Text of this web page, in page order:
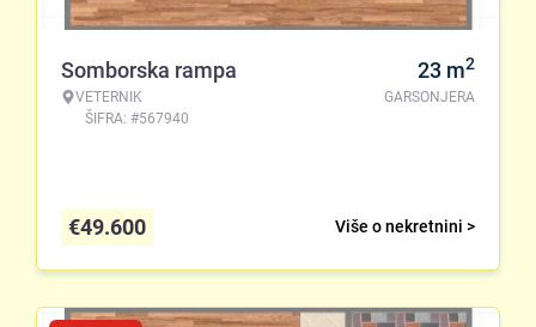
Somborska rampa
VETERNIK
ŠIFRA: #567940
23 m2
GARSONJERA
Više o nekretnini >
€49.600